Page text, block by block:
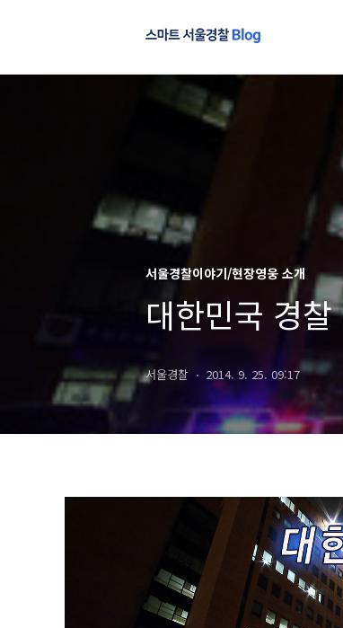
서울경찰이야기/현장영웅 소개
대한민국 경
서울경찰 2014. 9. 25. 09:17